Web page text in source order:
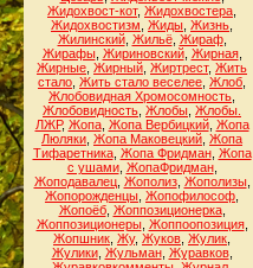
Жидохвост-кот, Жидохвостера
Жидохвостизм Жиды Жизнь
Жилинский, Жильё, Жираф,
Жирафы, Жириновский, Жирная,
Жирные Жирный Жиртрест, Жить
стало Жить стало веселее Жлоб
Жлобовидная Хромосомность
Жлобовидность Жлобы Жлобы.
ЛЖР, Жопа, Жопа Вербицкий, Жопа
Люляки Жопа Маковецкий Жопа
Тифаретника, Жопа Фридман, Жопа
с ушами, ЖопаФридман,
Жоподавалец, Жополиз, Жополизы,
Жопорожденцы Жопофилософ
Жопоёб, Жоппозиционерка,
Жоппозиционеры, Жоппоопозиция,
Жопшник Жу, Жуков Жулик
Жулики, Жульман, Журавков,